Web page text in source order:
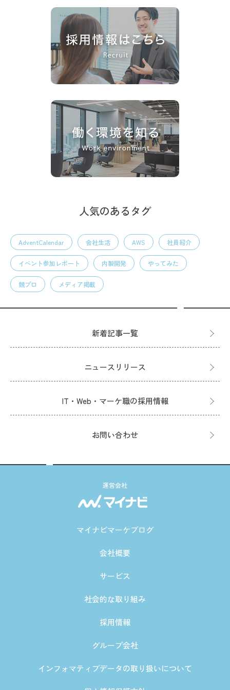
人気のあるタグ
AdventCalendar 会社生活 AWS 社員紹介
イベント参加レポート 内製開発 やってみた
競プロ メディア掲載
新着記事一覧
ニュースリリース
IT・Web・マーケ職の採用情報
お問い合わせ
運営会社
マイナビマーケブログ
会社概要
サービス
社会的な取り組み
採用情報
グループ会社
インフォマティブデータの取り扱いについて